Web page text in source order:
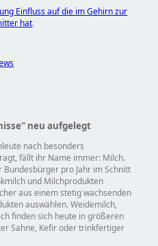
Einfluss auf die im Gehirn zur
hat.
neu aufgelegt
nach besonders
fällt ihr Name immer: Milch.
pro Jahr im Schnitt
und Milchprodukten
aus einem stetig wachsenden
auswählen. Weidemilch,
finden sich heute in größeren
Sahne, Kefir oder trinkfertiger